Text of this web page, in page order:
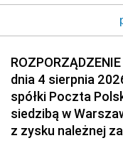
2017
2014
2011
2008
2005
2002
dnia 4 sierpnia
spółki Poczta
siedzibą w
z zysku należnej